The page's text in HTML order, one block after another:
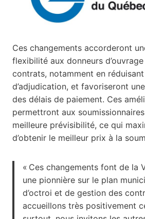
Ces changements accorderont
flexibilité aux donneurs
contrats, notamment en
d’adjudication, et favoriseront
des délais de paiement. Ces
permettront aux
meilleure prévisibilité, ce qui
d’obtenir le meilleur prix à la
« Ces changements font de la
une pionnière sur le plan
d’octroi et de gestion des
accueillons très positivement